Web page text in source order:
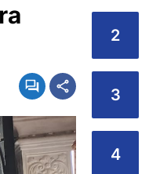
2
3
4